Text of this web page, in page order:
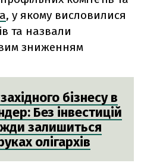
, у якому висловилися
та назвали
зниженням
бізнесу в
Без інвестицій
залишиться
олігархів